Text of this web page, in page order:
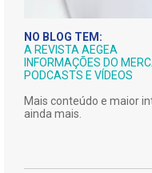
NO BLOG TEM:
A REVISTA AEGEA
INFORMAÇÕES DO
PODCASTS E VÍDEOS
Mais conteúdo e maior
ainda mais.